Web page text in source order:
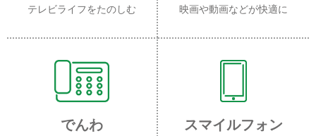
テレビライフをたのしむ
映画や動画などが快適に
でんわ スマイルフォン